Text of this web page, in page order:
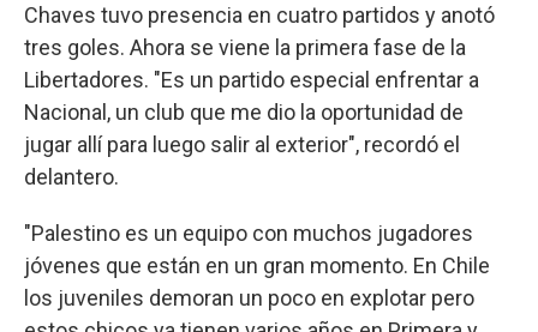
Chaves tuvo presencia en cuatro partidos y anotó
tres goles. Ahora se viene la primera fase de la
Libertadores. "Es un partido especial enfrentar a
Nacional, un club que me dio la oportunidad de
jugar allí para luego salir al exterior", recordó el
delantero.
"Palestino es un equipo con muchos jugadores
jóvenes que están en un gran momento. En Chile
los juveniles demoran un poco en explotar pero